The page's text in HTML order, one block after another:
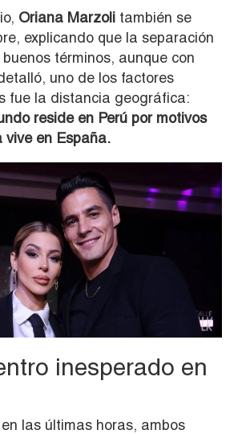
Oriana Marzoli también se
explicando que la separación
términos, aunque con
uno de los factores
fue la distancia geográfica:
reside en Perú por motivos
vive en España.
inesperado en
las últimas horas, ambos